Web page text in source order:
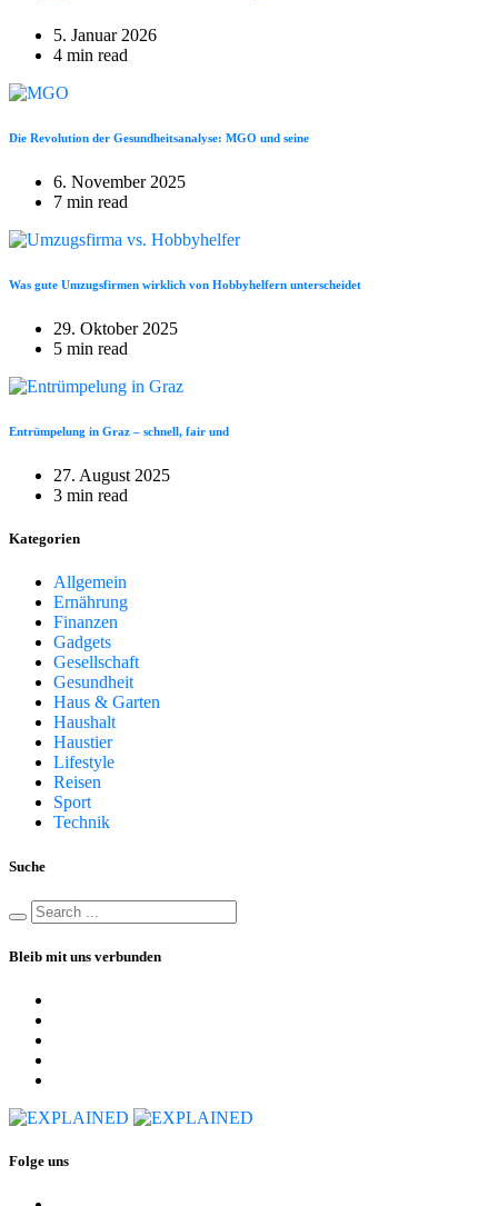
5. Januar 2026
4 min read
Die Revolution der Gesundheitsanalyse: MGO und seine
6. November 2025
7 min read
Was gute Umzugsfirmen wirklich von Hobbyhelfern unterscheidet
29. Oktober 2025
5 min read
Entrümpelung in Graz – schnell, fair und
27. August 2025
3 min read
Kategorien
Allgemein
Ernährung
Finanzen
Gadgets
Gesellschaft
Gesundheit
Haus & Garten
Haushalt
Haustier
Lifestyle
Reisen
Sport
Technik
Suche
Bleib mit uns verbunden
Folge uns